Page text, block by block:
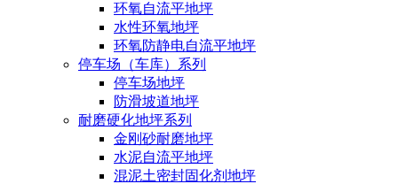
环氧自流平地坪
水性环氧地坪
环氧防静电自流平地坪
停车场（车库）系列
停车场地坪
防滑坡道地坪
耐磨硬化地坪系列
金刚砂耐磨地坪
水泥自流平地坪
混泥土密封固化剂地坪